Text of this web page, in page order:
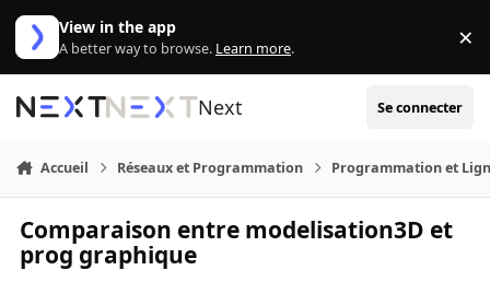
Aller au contenu
View in the app
A better way to browse. Learn more. ×
Next Se connecter
Accueil Réseaux et Programmation Programmation et
Comparaison entre modelisation3D et
prog graphique